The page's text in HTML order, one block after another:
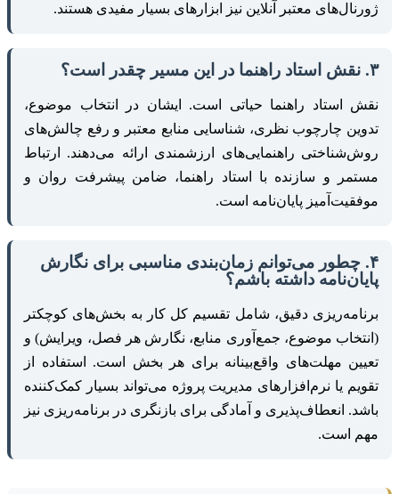
ژورنال‌های معتبر آنلاین نیز ابزارهای بسیار مفیدی هستند.
۳. نقش استاد راهنما در این مسیر چقدر است؟
نقش استاد راهنما حیاتی است. ایشان در انتخاب موضوع،
تدوین چارچوب نظری، شناسایی منابع معتبر و رفع چالش‌های
روش‌شناختی راهنمایی‌های ارزشمندی ارائه می‌دهند. ارتباط
مستمر و سازنده با استاد راهنما، ضامن پیشرفت روان و
موفقیت‌آمیز پایان‌نامه است.
۴. چطور می‌توانم زمان‌بندی مناسبی برای نگارش
پایان‌نامه داشته باشم؟
برنامه‌ریزی دقیق، شامل تقسیم کل کار به بخش‌های کوچکتر
(انتخاب موضوع، جمع‌آوری منابع، نگارش هر فصل، ویرایش) و
تعیین مهلت‌های واقع‌بینانه برای هر بخش است. استفاده از
تقویم یا نرم‌افزارهای مدیریت پروژه می‌تواند بسیار کمک‌کننده
باشد. انعطاف‌پذیری و آمادگی برای بازنگری در برنامه‌ریزی نیز
مهم است.